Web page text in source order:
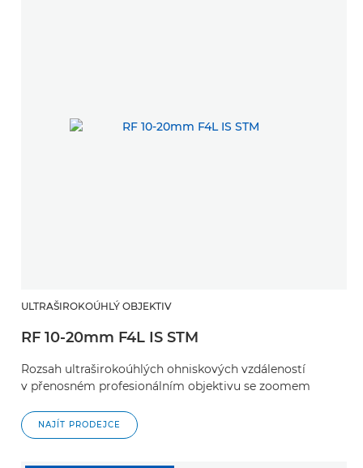
ULTRAŠIROKOÚHLÝ OBJEKTIV
RF 10-20mm F4L IS STM
Rozsah ultraširokoúhlých ohniskových vzdáleností
v přenosném profesionálním objektivu se zoomem
NAJÍT PRODEJCE